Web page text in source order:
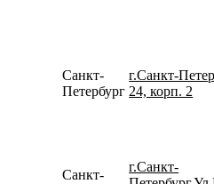
Санкт-
Петербург
г.Санкт-
24, корп. 2
Санкт-
г.Санкт-